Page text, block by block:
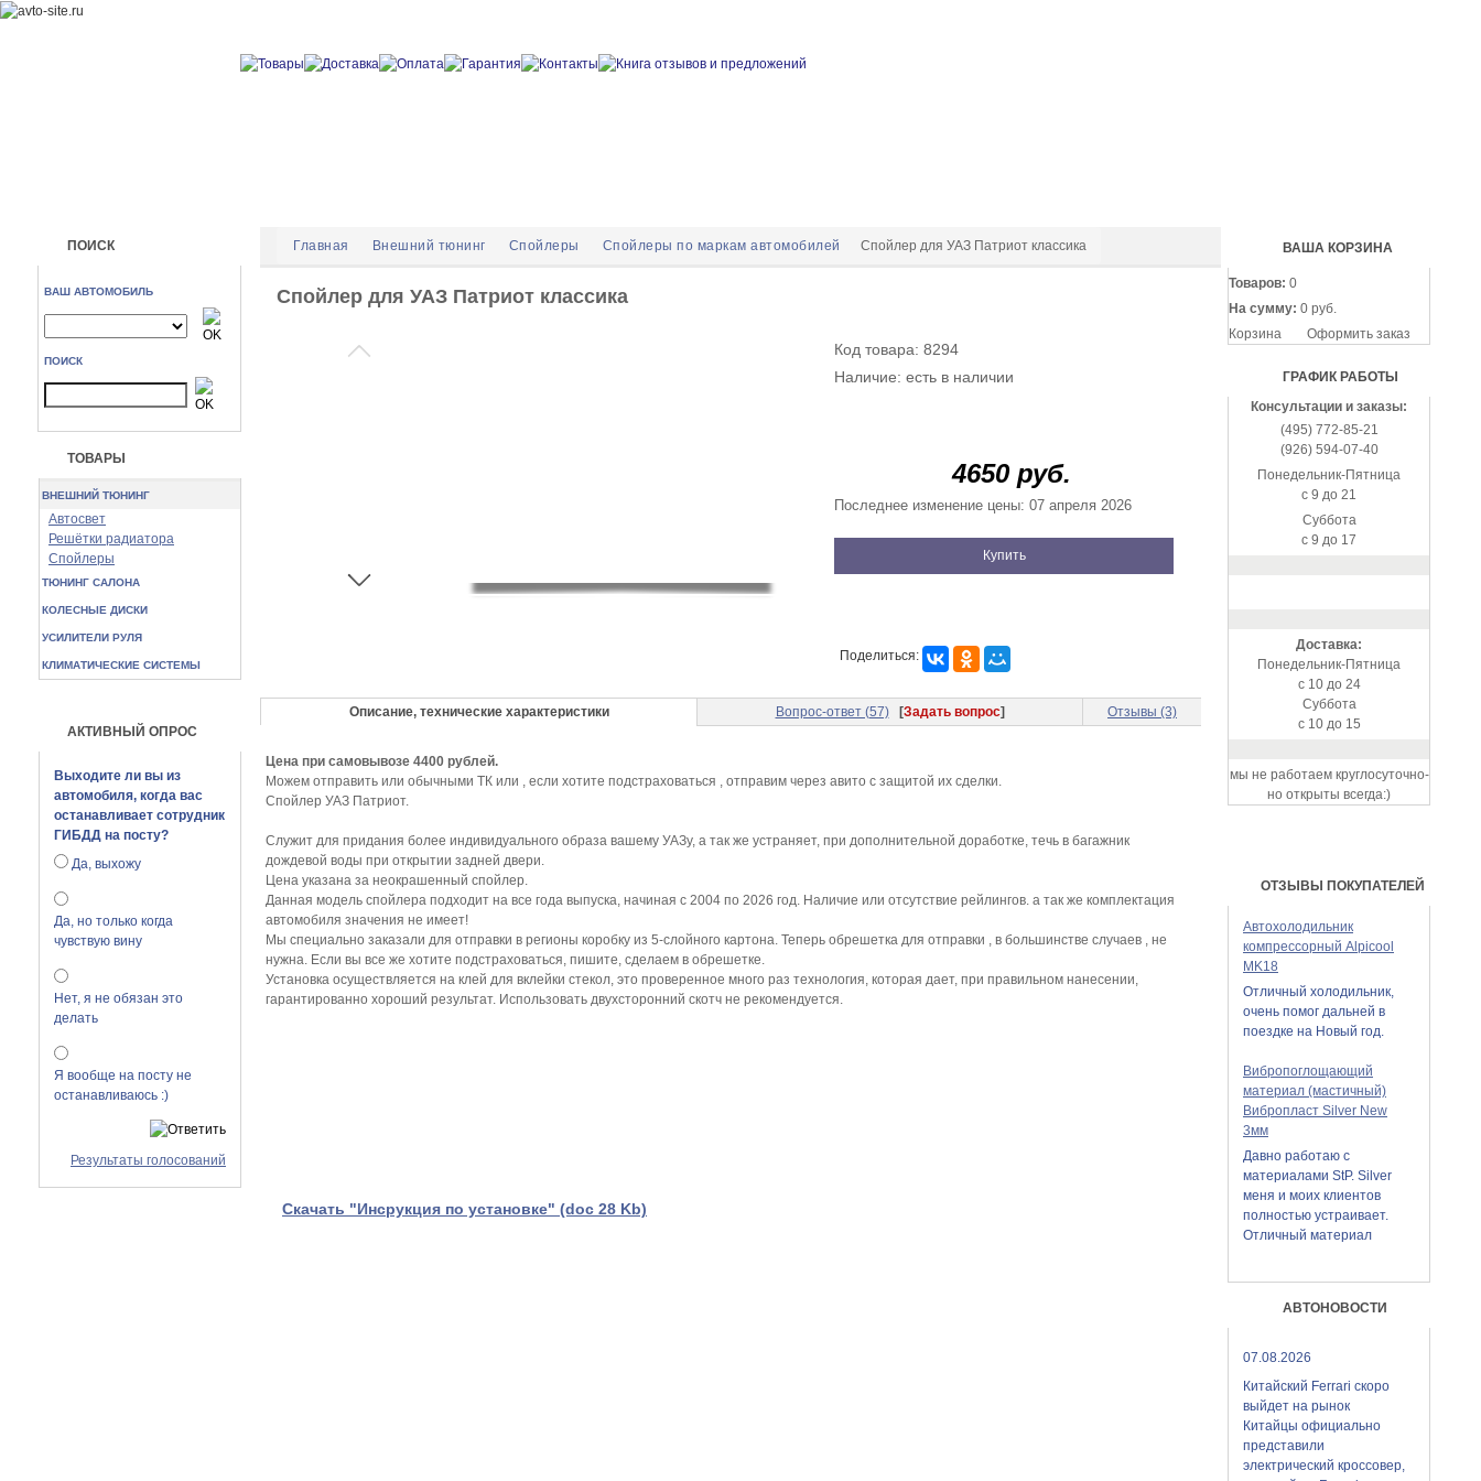
ПОИСК
ВАШ АВТОМОБИЛЬ
ПОИСК
ТОВАРЫ
ВНЕШНИЙ ТЮНИНГ
Автосвет
Решётки радиатора
Спойлеры
ТЮНИНГ САЛОНА
КОЛЕСНЫЕ ДИСКИ
УСИЛИТЕЛИ РУЛЯ
КЛИМАТИЧЕСКИЕ СИСТЕМЫ
АКТИВНЫЙ ОПРОС
Выходите ли вы из
автомобиля, когда вас
останавливает сотрудник
ГИБДД на посту?
Да, выхожу
Да, но только когда
чувствую вину
Нет, я не обязан это
делать
Я вообще на посту не
останавливаюсь :)
Результаты голосований
ВАША КОРЗИНА
Товаров: 0
На сумму: 0 руб.
Корзина
Оформить заказ
ГРАФИК РАБОТЫ
Консультации и заказы:
(495) 772-85-21
(926) 594-07-40
Понедельник-Пятница
с 9 до 21
Суббота
с 9 до 17
Доставка:
Понедельник-Пятница
с 10 до 24
Суббота
с 10 до 15
мы не работаем круглосуточно-
но открыты всегда:)
ОТЗЫВЫ ПОКУПАТЕЛЕЙ
Автохолодильник
компрессорный Alpicool
MK18
Отличный холодильник,
очень помог дальней в
поездке на Новый год.
Вибропоглощающий
материал (мастичный)
Вибропласт Silver New
3мм
Давно работаю с
материалами StP. Silver
меня и моих клиентов
полностью устраивает.
Отличный материал
АВТОНОВОСТИ
07.08.2026
Китайский Ferrari скоро
выйдет на рынок
Китайцы официально
представили
электрический кроссовер,
Главная Внешний тюнинг Спойлеры Спойлеры по маркам автомобилей Спойлер для УАЗ Патриот классика
Спойлер для УАЗ Патриот классика
Код товара: 8294
Наличие: есть в наличии
4650 руб.
Последнее изменение цены: 07 апреля 2026
Купить
Поделиться:
Описание, технические характеристики Вопрос-ответ (57)[Задать вопрос] Отзывы (3)
Цена при самовывозе 4400 рублей.
Можем отправить или обычными ТК или , если хотите подстраховаться , отправим через авито с защитой их сделки.
Cпойлер УАЗ Патриот.
Служит для придания более индивидуального образа вашему УАЗу, а так же устраняет, при дополнительной доработке, течь в багажник
дождевой воды при открытии задней двери.
Цена указана за неокрашенный спойлер.
Данная модель спойлера подходит на все года выпуска, начиная с 2004 по 2026 год. Наличие или отсутствие рейлингов. а так же комплектация
автомобиля значения не имеет!
Мы специально заказали для отправки в регионы коробку из 5-слойного картона. Теперь обрешетка для отправки , в большинстве случаев , не
нужна. Если вы все же хотите подстраховаться, пишите, сделаем в обрешетке.
Установка осуществляется на клей для вклейки стекол, это проверенное много раз технология, которая дает, при правильном нанесении,
гарантированно хороший результат. Использовать двухсторонний скотч не рекомендуется.
Скачать "Инсрукция по установке" (doc 28 Kb)